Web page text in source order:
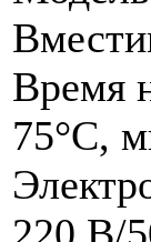
Время
75°С,